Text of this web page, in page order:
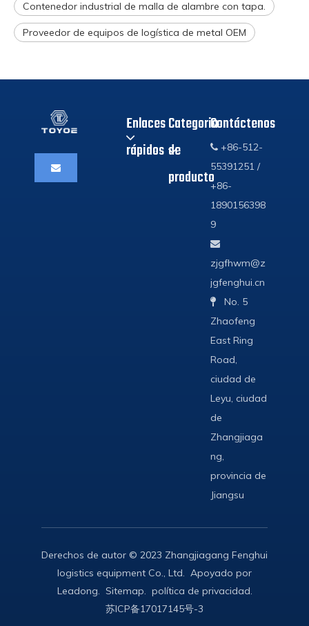
Contenedor industrial de malla de alambre con tapa.
Proveedor de equipos de logística de metal OEM
Enlaces
rápidos
Categoria
de
producto
Contáctenos
 +86-512-
55391251 /
+86-
1890156398
9

zjgfhwm@z
jgfenghui.cn

No. 5
Zhaofeng
East Ring
Road,
ciudad de
Leyu, ciudad
de
Zhangjiaga
ng,
provincia de
Jiangsu
Derechos de autor © 2023 Zhangjiagang Fenghui
logistics equipment Co., Ltd. Apoyado por
Leadong. Sitemap. política de privacidad.
苏ICP备17017145号-3